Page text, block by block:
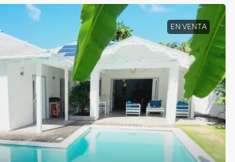
EN VENTA